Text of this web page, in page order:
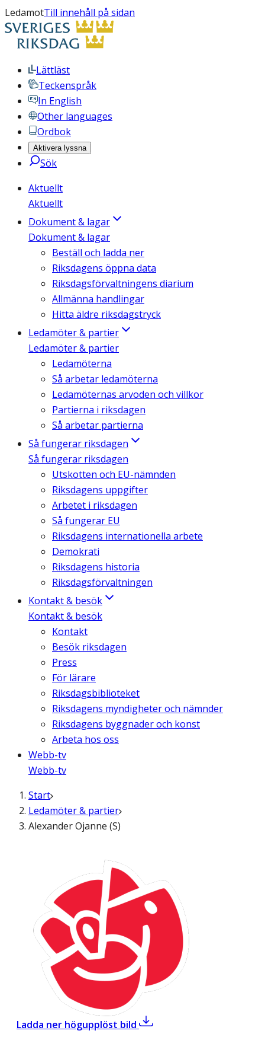
LedamotTill innehåll på sidan
Lättläst
Teckenspråk
In English
Other languages
Ordbok
Aktivera lyssna
Sök
Aktuellt
Aktuellt
Dokument & lagar
Dokument & lagar
Beställ och ladda ner
Riksdagens öppna data
Riksdagsförvaltningens diarium
Allmänna handlingar
Hitta äldre riksdagstryck
Ledamöter & partier
Ledamöter & partier
Ledamöterna
Så arbetar ledamöterna
Ledamöternas arvoden och villkor
Partierna i riksdagen
Så arbetar partierna
Så fungerar riksdagen
Så fungerar riksdagen
Utskotten och EU-nämnden
Riksdagens uppgifter
Arbetet i riksdagen
Så fungerar EU
Riksdagens internationella arbete
Demokrati
Riksdagens historia
Riksdagsförvaltningen
Kontakt & besök
Kontakt & besök
Kontakt
Besök riksdagen
Press
För lärare
Riksdagsbiblioteket
Riksdagens myndigheter och nämnder
Riksdagens byggnader och konst
Arbeta hos oss
Webb-tv
Webb-tv
Start
Ledamöter & partier
Alexander Ojanne (S)
Ladda ner högupplöst bild ,Alexander Ojanne (S)